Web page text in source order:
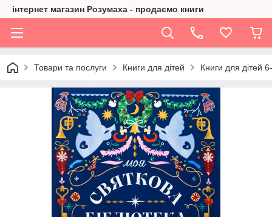
інтернет магазин Розумаха - продаємо книги
Товари та послуги Книги для дітей Книги для дітей